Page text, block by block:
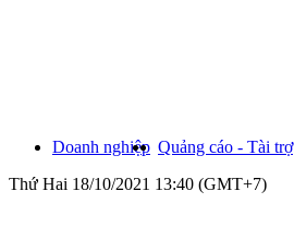
Doanh nghiệp Quảng cáo - Tài trợ
Thứ Hai 18/10/2021 13:40 (GMT+7)